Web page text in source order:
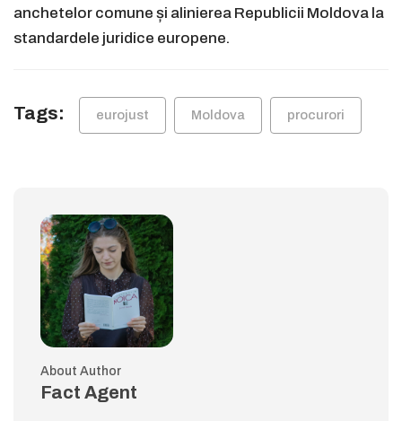
anchetelor comune și alinierea Republicii Moldova la
standardele juridice europene.
Tags: eurojust Moldova procurori
About Author
Fact Agent